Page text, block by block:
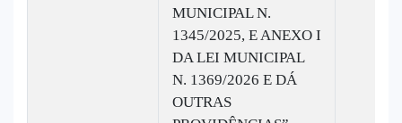
MUNICIPAL N.
1345/2025, E ANEXO I
DA LEI MUNICIPAL
N. 1369/2026 E DÁ
OUTRAS